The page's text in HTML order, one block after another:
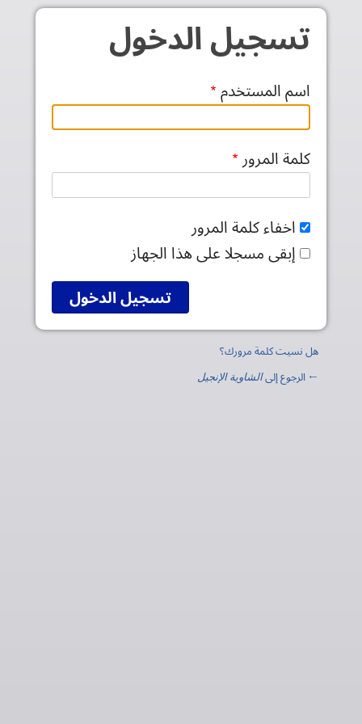
تجاوز إلى المحتوى الرئيسي
تسجيل الدخول
اسم المستخدم
كلمة المرور
اخفاء كلمة المرور
إبقى مسجلا على هذا الجهاز
هل نسيت كلمة مرورك؟
← الرجوع إلىالشاوية الإنجيل